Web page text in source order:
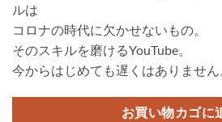
ルは
コロナの時代に欠かせないもの。
そのスキルを磨けるYouTube。
今からはじめても遅くはありません
お買い物カゴに